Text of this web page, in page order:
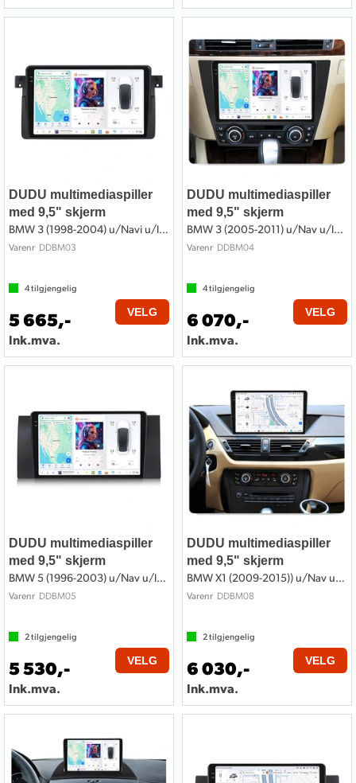
DUDU multimediaspiller
med 9,5" skjerm
BMW 3 (1998-2004) u/Navi u/lydsystem
Varenr DDBM03
4tilgjengelig
5 665,-
Ink.mva.
VELG
DUDU multimediaspiller
med 9,5" skjerm
BMW 3 (2005-2011) u/Nav u/lydsystem
Varenr DDBM04
4tilgjengelig
6 070,-
Ink.mva.
VELG
DUDU multimediaspiller
med 9,5" skjerm
BMW 5 (1996-2003) u/Nav u/lydsystem
Varenr DDBM05
2tilgjengelig
5 530,-
Ink.mva.
VELG
DUDU multimediaspiller
med 9,5" skjerm
BMW X1 (2009-2015)) u/Nav u/lydsystem
Varenr DDBM08
2tilgjengelig
6 030,-
Ink.mva.
VELG